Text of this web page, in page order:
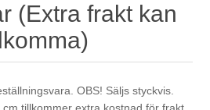
(Extra frakt kan
OBS! Säljs styckvis.